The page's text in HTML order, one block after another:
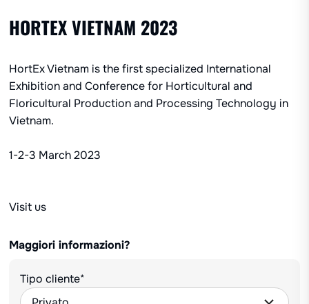
HORTEX VIETNAM 2023
HortEx Vietnam is the first specialized International
Exhibition and Conference for Horticultural and
Floricultural Production and Processing Technology in
Vietnam.
1-2-3 March 2023
Visit us
Maggiori informazioni?
Tipo cliente*